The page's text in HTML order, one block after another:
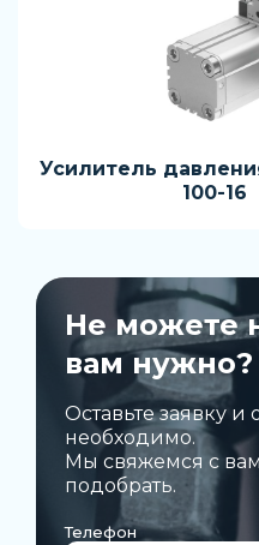
Усилитель
100-16
Не можете
вам нужно?
Оставьте заявку и
необходимо.
Мы свяжемся с
подобрать.
Телефон